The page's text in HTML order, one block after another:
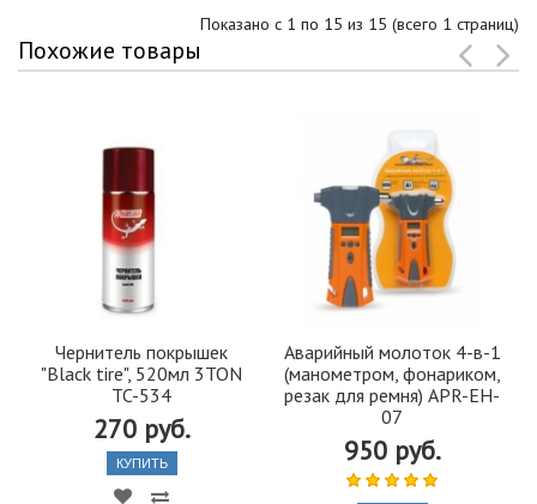
Показано с 1 по 15 из 15 (всего 1 страниц)
Похожие товары
Чернитель покрышек
"Black tire", 520мл 3TON
TC-534
270 руб.
КУПИТЬ
Аварийный молоток 4-в-1
(манометром, фонариком,
резак для ремня) APR-EH-
07
950 руб.